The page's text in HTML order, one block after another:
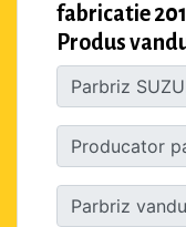
fabricatie
Produs